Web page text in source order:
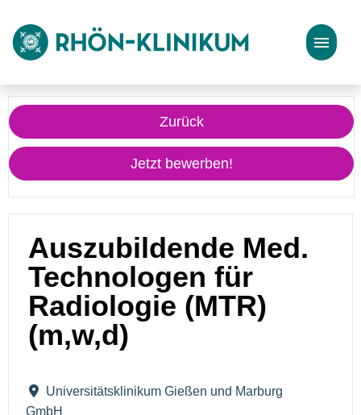
Stellenangebote
Bewerbungstipps
Zurück
Jetzt bewerben!
Auszubildende Med.
Technologen für
Radiologie (MTR)
(m,w,d)
Universitätsklinikum Gießen und Marburg
GmbH